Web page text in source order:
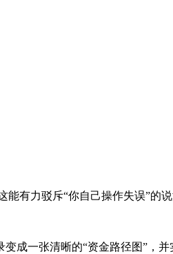
有力驳斥“你自己操作失误”的说
成一张清晰的“资金路径图”，并